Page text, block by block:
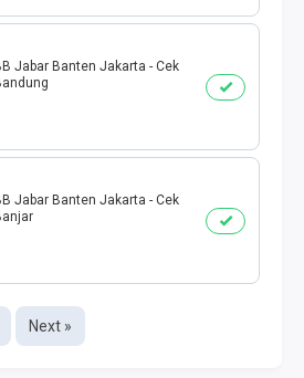
Jabar Banten Jakarta - Cek
Jabar Banten Jakarta - Cek
Next »